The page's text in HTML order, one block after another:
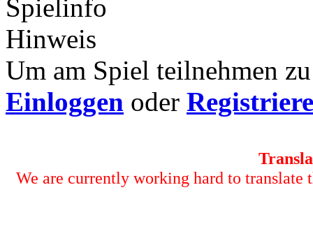
Spielinfo
Hinweis
Um am Spiel teilnehmen
Einloggen oder
We are currently working hard to translate